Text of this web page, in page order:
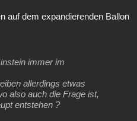
auf dem expandierenden Ballon
immer im
allerdings etwas
also auch die Frage ist,
entstehen ?